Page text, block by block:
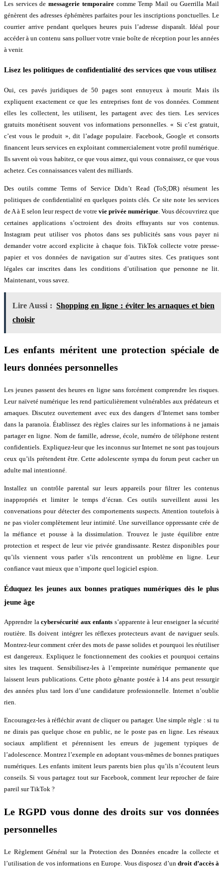
Les services demessagerie temporairecomme Temp Mail ou Guerrilla Mail
génèrent des adresses éphémères parfaites pour les inscriptions ponctuelles. Le
courrier arrive pendant quelques heures puis l’adresse disparaît. Idéal pour
accéder à un contenu sans polluer votre vraie boîte de réception pour les années
à venir.
Lisez les politiques de confidentialité des services que vous utilisez
Oui, ces pavés juridiques de 50 pages sont ennuyeux à mourir. Mais ils
expliquent exactement ce que les entreprises font de vos données. Comment
elles les collectent, les utilisent, les partagent avec des tiers. Les services
gratuits monétisent souvent vos informations personnelles. « Si c’est gratuit,
c’est vous le produit », dit l’adage populaire. Facebook, Google et consorts
financent leurs services en exploitant commercialement votre profil numérique.
Ils savent où vous habitez, ce que vous aimez, qui vous connaissez, ce que vous
achetez. Ces connaissances valent des milliards.
Des outils comme Terms of Service Didn’t Read (ToS;DR) résument les
politiques de confidentialité en quelques points clés. Ce site note les services
de A à E selon leur respect de votre vie privée numérique . Vous découvrirez que
certaines applications s’octroient des droits effrayants sur vos contenus.
Instagram peut utiliser vos photos dans ses publicités sans vous payer ni
demander votre accord explicite à chaque fois. TikTok collecte votre presse-
papier et vos données de navigation sur d’autres sites. Ces pratiques sont
légales car inscrites dans les conditions d’utilisation que personne ne lit.
Maintenant, vous savez.
Lire Aussi : Shopping en ligne : éviter les arnaques et bien
choisir
Les enfants méritent une protection spéciale de
leurs données personnelles
Les jeunes passent des heures en ligne sans forcément comprendre les risques.
Leur naïveté numérique les rend particulièrement vulnérables aux prédateurs et
arnaques. Discutez ouvertement avec eux des dangers d’Internet sans tomber
dans la paranoïa. Établissez des règles claires sur les informations à ne jamais
partager en ligne. Nom de famille, adresse, école, numéro de téléphone restent
confidentiels. Expliquez-leur que les inconnus sur Internet ne sont pas toujours
ceux qu’ils prétendent être. Cette adolescente sympa du forum peut cacher un
adulte mal intentionné.
Installez un contrôle parental sur leurs appareils pour filtrer les contenus
inappropriés et limiter le temps d’écran. Ces outils surveillent aussi les
conversations pour détecter des comportements suspects. Attention toutefois à
ne pas violer complètement leur intimité. Une surveillance oppressante crée de
la méfiance et pousse à la dissimulation. Trouvez le juste équilibre entre
protection et respect de leur vie privée grandissante. Restez disponibles pour
qu’ils viennent vous parler s’ils rencontrent un problème en ligne. Leur
confiance vaut mieux que n’importe quel logiciel espion.
Éduquez les jeunes aux bonnes pratiques numériques dès le plus
jeune âge
Apprendre la cybersécurité aux enfants s’apparente à leur enseigner la sécurité
routière. Ils doivent intégrer les réflexes protecteurs avant de naviguer seuls.
Montrez-leur comment créer des mots de passe solides et pourquoi les réutiliser
est dangereux. Expliquez le fonctionnement des cookies et pourquoi certains
sites les traquent. Sensibilisez-les à l’empreinte numérique permanente que
laissent leurs publications. Cette photo gênante postée à 14 ans peut ressurgir
des années plus tard lors d’une candidature professionnelle. Internet n’oublie
rien.
Encouragez-les à réfléchir avant de cliquer ou partager. Une simple règle : si tu
ne dirais pas quelque chose en public, ne le poste pas en ligne. Les réseaux
sociaux amplifient et pérennisent les erreurs de jugement typiques de
l’adolescence. Montrez l’exemple en adoptant vous-mêmes de bonnes pratiques
numériques. Les enfants imitent leurs parents bien plus qu’ils n’écoutent leurs
conseils. Si vous partagez tout sur Facebook, comment leur reprocher de faire
pareil sur TikTok ?
Le RGPD vous donne des droits sur vos données
personnelles
Le Règlement Général sur la Protection des Données encadre la collecte et
l’utilisation de vos informations en Europe. Vous disposez d’undroit d’accès à